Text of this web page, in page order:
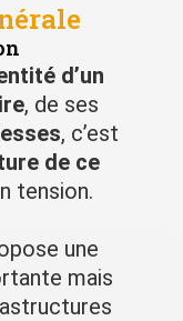
d’un
, de ses
, c’est
de ce
tension.
une
mais